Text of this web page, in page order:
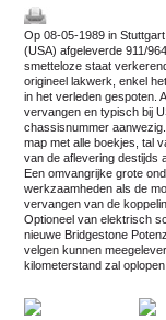
Op 08-05-1989 in
(USA) afgeleverde 911/
smetteloze staat
origineel lakwerk, enkel
in het verleden gespoten.
vervangen en typisch bij
chassisnummer
map met alle boekjes, tal
van de aflevering destijds
Een omvangrijke grote
werkzaamheden als de
vervangen van de
Optioneel van elektrisch
nieuwe Bridgestone
velgen kunnen
kilometerstand zal oplopen.